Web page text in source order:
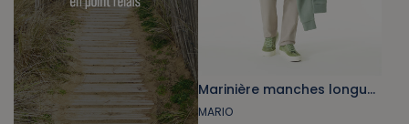
Marinière manches longues gris beige et beige foncé
MARIO